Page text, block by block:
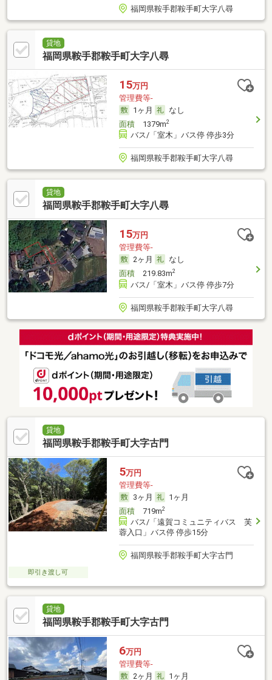
福岡県鞍手郡鞍手町大字八尋
貸地
福岡県鞍手郡鞍手町大字八尋
15万円
管理費等-
1ヶ月
なし
面積1379m2
バス/「室木」バス停 停歩3分
福岡県鞍手郡鞍手町大字八尋
貸地
福岡県鞍手郡鞍手町大字八尋
15万円
管理費等-
2ヶ月
なし
面積219.83m2
バス/「室木」バス停 停歩7分
福岡県鞍手郡鞍手町大字八尋
貸地
福岡県鞍手郡鞍手町大字古門
5万円
管理費等-
3ヶ月
1ヶ月
面積719m2
バス/「遠賀コミュニティバス 芙
蓉入口」バス停 停歩15分
福岡県鞍手郡鞍手町大字古門
即引き渡し可
貸地
福岡県鞍手郡鞍手町大字古門
6万円
管理費等-
2ヶ月
1ヶ月